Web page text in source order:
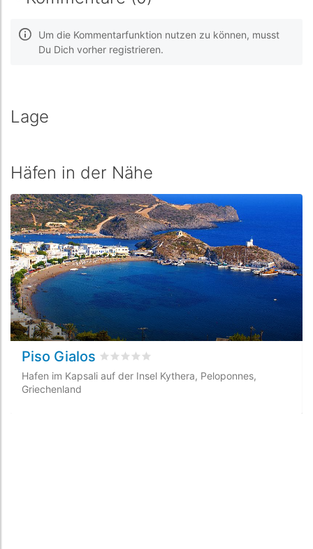
Um die Kommentarfunktion nutzen zu können, musst
Du Dich vorher registrieren.
Lage
Häfen in der Nähe
Piso Gialos bewertet0
Hafen im Kapsali auf der Insel Kythera, Peloponnes,
Griechenland